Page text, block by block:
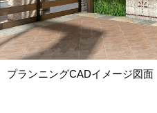
プランニングCADイメージ図面